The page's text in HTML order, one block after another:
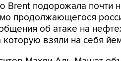
подорожала почти
продолжающегося
об атаке на
которую взяли на себя